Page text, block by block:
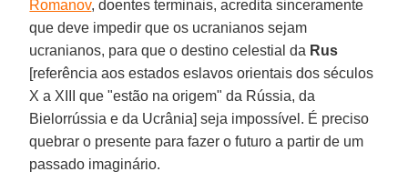
Romanov, doentes terminais, acredita sinceramente
que deve impedir que os ucranianos sejam
ucranianos, para que o destino celestial da Rus
[referência aos estados eslavos orientais dos séculos
X a XIII que "estão na origem" da Rússia, da
Bielorrússia e da Ucrânia] seja impossível. É preciso
quebrar o presente para fazer o futuro a partir de um
passado imaginário.